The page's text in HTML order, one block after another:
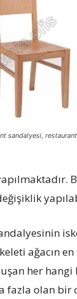
koltukları
sandalyesi,
ağacın
her
fazla olan bir